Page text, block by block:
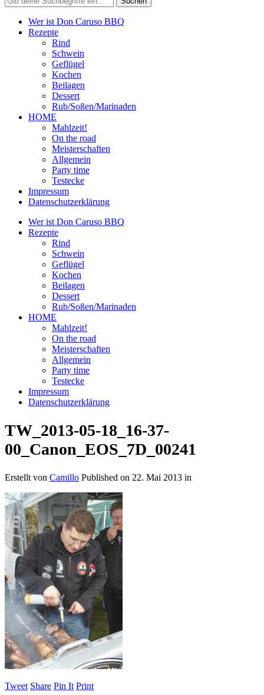
Wer ist Don Caruso BBQ
Rezepte
Rind
Schwein
Geflügel
Kochen
Beilagen
Dessert
Rub/Soßen/Marinaden
HOME
Mahlzeit!
On the road
Meisterschaften
Allgemein
Party time
Testecke
Impressum
Datenschutzerklärung
Wer ist Don Caruso BBQ
Rezepte
Rind
Schwein
Geflügel
Kochen
Beilagen
Dessert
Rub/Soßen/Marinaden
HOME
Mahlzeit!
On the road
Meisterschaften
Allgemein
Party time
Testecke
Impressum
Datenschutzerklärung
TW_2013-05-18_16-37-
00_Canon_EOS_7D_00241
Erstellt von Camillo Published on 22. Mai 2013 in
Tweet Share Pin It Print